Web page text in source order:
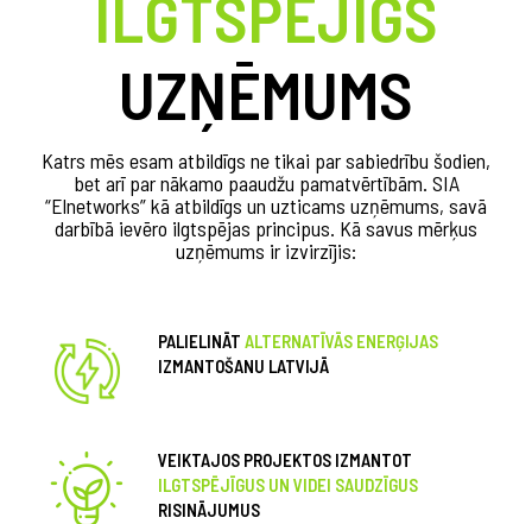
ILGTSPĒJĪGS
UZŅĒMUMS
Katrs mēs esam atbildīgs ne tikai par sabiedrību šodien,
bet arī par nākamo paaudžu pamatvērtībām. SIA
“Elnetworks” kā atbildīgs un uzticams uzņēmums, savā
darbībā ievēro ilgtspējas principus. Kā savus mērķus
uzņēmums ir izvirzījis:
PALIELINĀT ALTERNATĪVĀS ENERĢIJAS
IZMANTOŠANU LATVIJĀ
VEIKTAJOS PROJEKTOS IZMANTOT
ILGTSPĒJĪGUS UN VIDEI SAUDZĪGUS
RISINĀJUMUS